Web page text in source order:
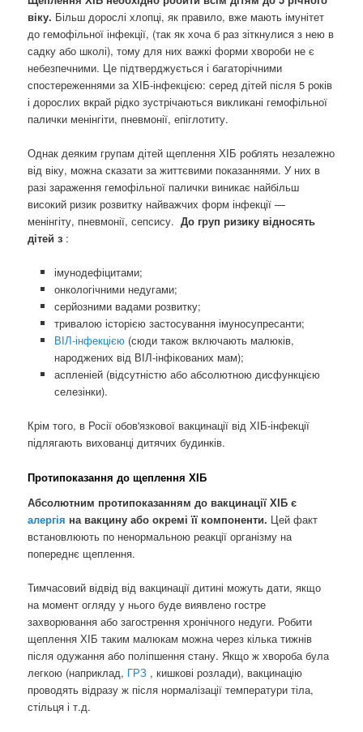
віку. Більш дорослі хлопці, як правило, вже мають імунітет
до гемофільної інфекції, (так як хоча б раз зіткнулися з нею в
садку або школі), тому для них важкі форми хвороби не є
небезпечними. Це підтверджується і багаторічними
спостереженнями за ХІБ-інфекцією: серед дітей після 5 років
і дорослих вкрай рідко зустрічаються викликані гемофільної
палички менінгіти, пневмонії, епіглотиту.
Однак деяким групам дітей щеплення ХІБ роблять незалежно
від віку, можна сказати за життєвими показаннями. У них в
разі зараження гемофільної палички виникає найбільш
високий ризик розвитку найважчих форм інфекції —
менінгіту, пневмонії, сепсису. До груп ризику відносять
дітей з :
імунодефіцитами;
онкологічними недугами;
серйозними вадами розвитку;
тривалою історією застосування імуносупресанти;
ВІЛ-інфекцією (сюди також включають малюків,
народжених від ВІЛ-інфікованих мам);
аспленіей (відсутністю або абсолютною дисфункцією
селезінки).
Крім того, в Росії обов'язкової вакцинації від ХІБ-інфекції
підлягають вихованці дитячих будинків.
Протипоказання до щеплення ХІБ
Абсолютним протипоказанням до вакцинації ХІБ є
алергія на вакцину або окремі її компоненти. Цей факт
встановлюють по ненормальною реакції організму на
попереднє щеплення.
Тимчасовий відвід від вакцинації дитині можуть дати, якщо
на момент огляду у нього буде виявлено гостре
захворювання або загострення хронічного недуги. Робити
щеплення ХІБ таким малюкам можна через кілька тижнів
після одужання або поліпшення стану. Якщо ж хвороба була
легкою (наприклад, ГРЗ , кишкові розлади), вакцинацію
проводять відразу ж після нормалізації температури тіла,
стільця і ​​т.д.